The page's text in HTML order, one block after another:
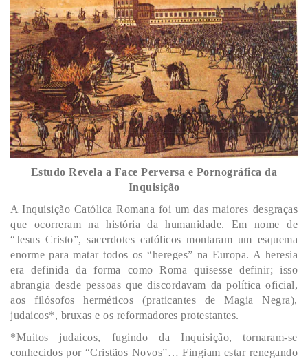
Estudo Revela a Face Perversa e Pornográfica da
Inquisição
A Inquisição Católica Romana foi um das maiores desgraças
que ocorreram na história da humanidade. Em nome de
“Jesus Cristo”, sacerdotes católicos montaram um esquema
enorme para matar todos os “hereges” na Europa. A heresia
era definida da forma como Roma quisesse definir; isso
abrangia desde pessoas que discordavam da política oficial,
aos filósofos herméticos (praticantes de Magia Negra),
judaicos*, bruxas e os reformadores protestantes.
*Muitos judaicos, fugindo da Inquisição, tornaram-se
conhecidos por “Cristãos Novos”… Fingiam estar renegando